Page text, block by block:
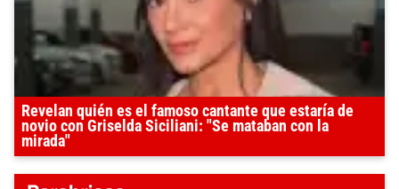
Revelan quién es el famoso cantante que estaría de
novio con Griselda Siciliani: "Se mataban con la
mirada"